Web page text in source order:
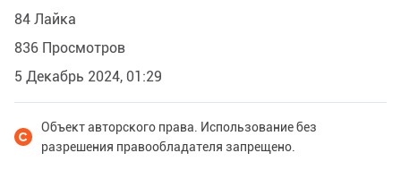
84 Лайка
836 Просмотров
5 Декабрь 2024, 01:29
Объект авторского права. Использование без
разрешения правообладателя запрещено.